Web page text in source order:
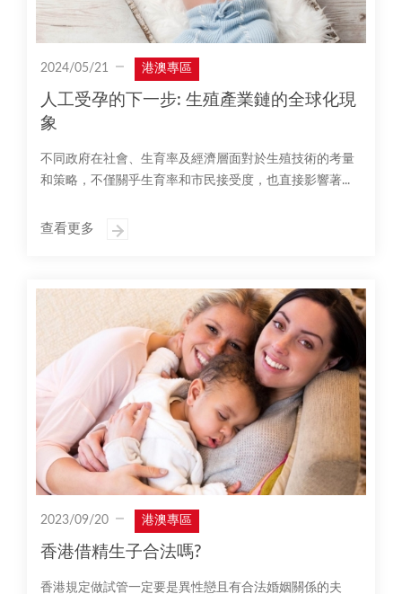
2024/05/21 港澳專區
人工受孕的下一步: 生殖產業鏈的全球化現
象
不同政府在社會、生育率及經濟層面對於生殖技術的考量
和策略，不僅關乎生育率和市民接受度，也直接影響著...
查看更多
2023/09/20 港澳專區
香港借精生子合法嗎?
香港規定做試管一定要是異性戀且有合法婚姻關係的夫